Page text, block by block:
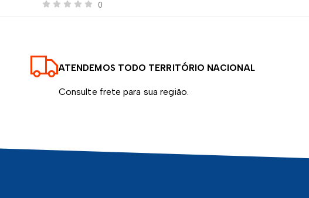
0
ATENDEMOS TODO TERRITÓRIO NACIONAL
Consulte frete para sua região.